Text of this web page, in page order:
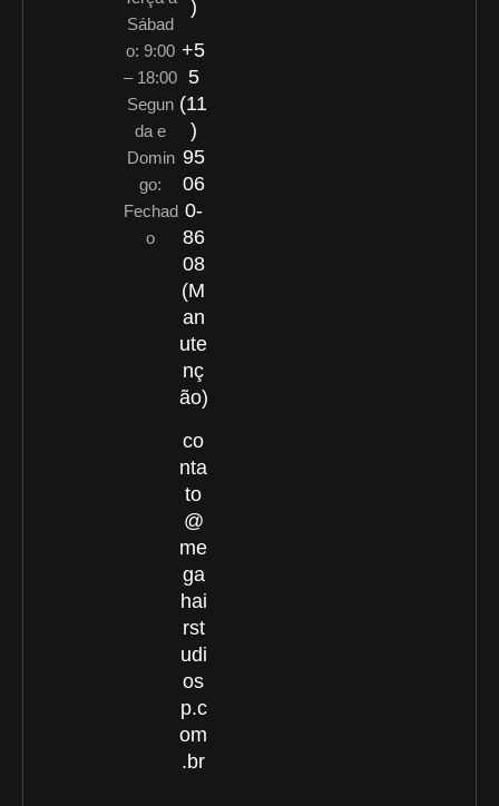
Sábad
o: 9:00
– 18:00
Segun
da e
Domin
go:
Fechad
o
)
+5
5
(11
)
95
06
0-
86
08
(M
an
ute
nç
ão)
co
nta
to
@
me
ga
hai
rst
udi
os
p.c
om
.br